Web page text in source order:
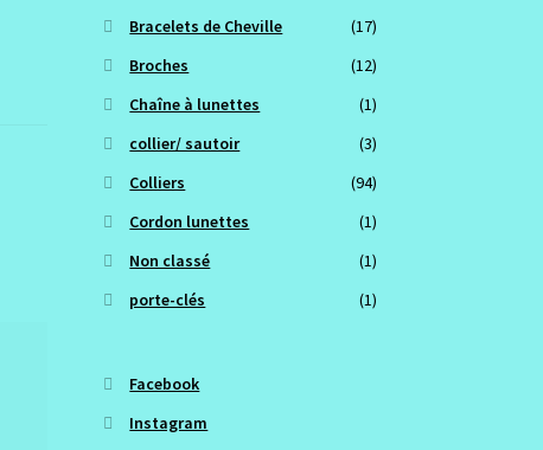
Bracelets de Cheville
(17)
Broches
(12)
Chaîne à lunettes
(1)
collier/ sautoir
(3)
Colliers
(94)
Cordon lunettes
(1)
Non classé
(1)
porte-clés
(1)
Facebook
Instagram